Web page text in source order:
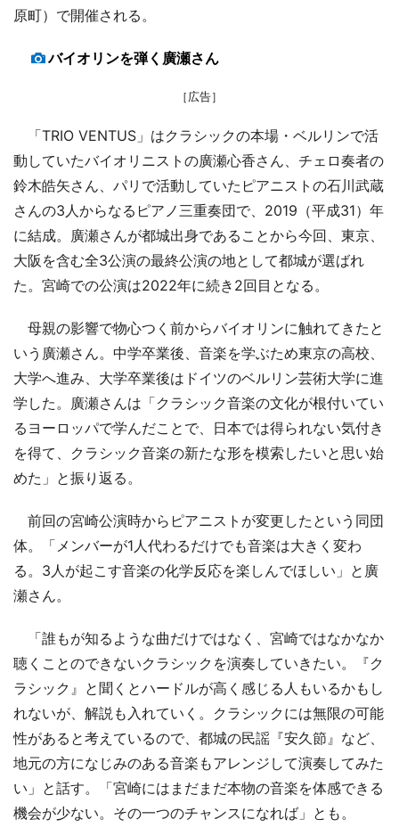
原町）で開催される。
バイオリンを弾く廣瀬さん
［広告］
「TRIO VENTUS」はクラシックの本場・ベルリンで活
動していたバイオリニストの廣瀬心香さん、チェロ奏者の
鈴木皓矢さん、パリで活動していたピアニストの石川武蔵
さんの3人からなるピアノ三重奏団で、2019（平成31）年
に結成。廣瀬さんが都城出身であることから今回、東京、
大阪を含む全3公演の最終公演の地として都城が選ばれ
た。宮崎での公演は2022年に続き2回目となる。
母親の影響で物心つく前からバイオリンに触れてきたと
いう廣瀬さん。中学卒業後、音楽を学ぶため東京の高校、
大学へ進み、大学卒業後はドイツのベルリン芸術大学に進
学した。廣瀬さんは「クラシック音楽の文化が根付いてい
るヨーロッパで学んだことで、日本では得られない気付き
を得て、クラシック音楽の新たな形を模索したいと思い始
めた」と振り返る。
前回の宮崎公演時からピアニストが変更したという同団
体。「メンバーが1人代わるだけでも音楽は大きく変わ
る。3人が起こす音楽の化学反応を楽しんでほしい」と廣
瀬さん。
「誰もが知るような曲だけではなく、宮崎ではなかなか
聴くことのできないクラシックを演奏していきたい。『ク
ラシック』と聞くとハードルが高く感じる人もいるかもし
れないが、解説も入れていく。クラシックには無限の可能
性があると考えているので、都城の民謡『安久節』など、
地元の方になじみのある音楽もアレンジして演奏してみた
い」と話す。「宮崎にはまだまだ本物の音楽を体感できる
機会が少ない。その一つのチャンスになれば」とも。